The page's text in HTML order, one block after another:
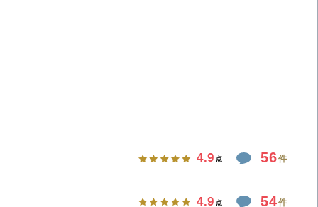
4.9 点 56件
4.9 点 54件